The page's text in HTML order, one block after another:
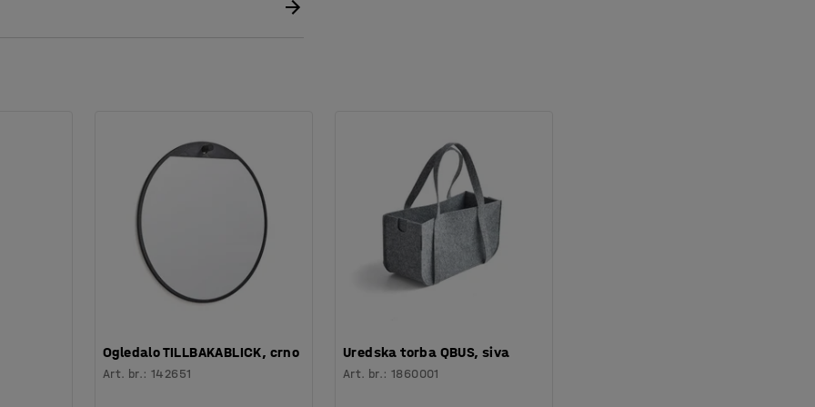
prostor za spremanje. Sve će to pomoći
Ogledalo TILLBAKABLICK, crno
Art. br.:142651
Uredska torba QBUS, siva
Art. br.:1860001